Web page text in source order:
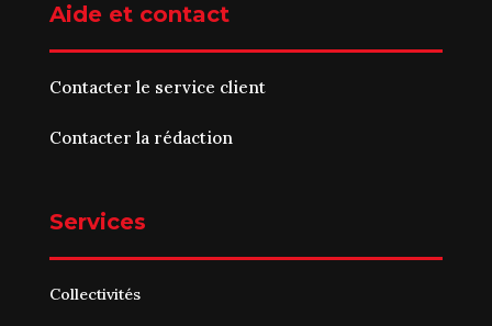
Aide et contact
Contacter le service client
Contacter la rédaction
Services
Collectivités